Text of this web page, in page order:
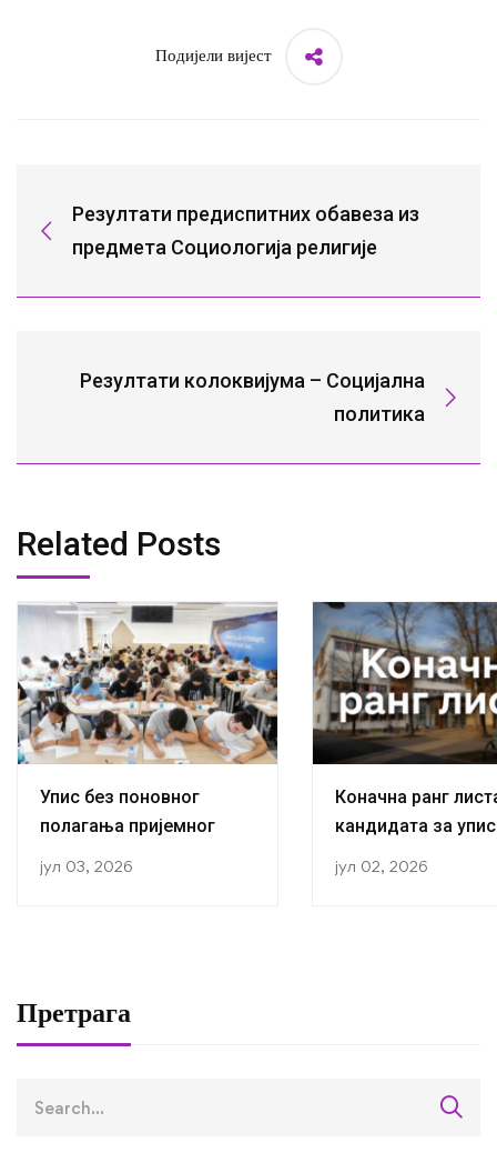
Подијели вијест
Резултати предиспитних обавеза из
предмета Социологија религије
Резултати колоквијума – Социјална
политика
Related Posts
Упис без поновног
полагања пријемног
јул 03, 2026
Коначна ранг
кандидата за
јул 02, 2026
Претрага